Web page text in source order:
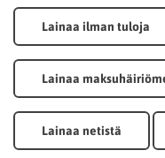
Lainaa ilman tuloja
Lainaa
Lainaa netistä